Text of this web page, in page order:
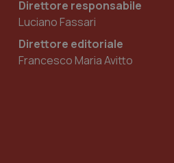
Direttore responsabile
Luciano Fassari
Direttore editoriale
Francesco Maria Avitto